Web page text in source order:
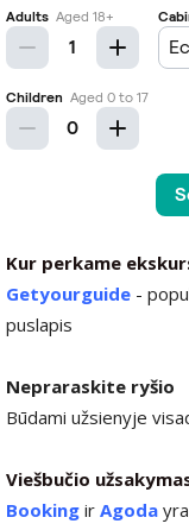
Kur perkame
Getyourguide -
puslapis
Nepraraskite ryšio
Būdami užsienyje
Viešbučio
Booking ir Agoda